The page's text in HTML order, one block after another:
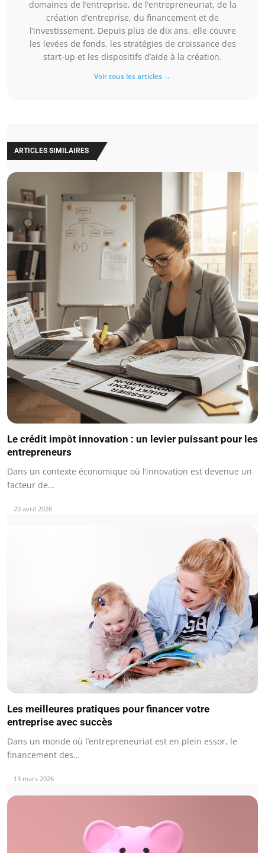
domaines de l’entreprise, de l’entrepreneuriat, de la
création d’entreprise, du financement et de
l’investissement. Depuis plus de dix ans, elle couvre
les levées de fonds, les stratégies de croissance des
start-up et les dispositifs d’aide à la création.
Voir tous les articles →
ARTICLES SIMILAIRES
Le crédit impôt innovation : un levier puissant pour les
entrepreneurs
Dans un contexte économique où l’innovation est devenue un
facteur de…
20 avril 2026
Les meilleures pratiques pour financer votre
entreprise avec succès
Dans un monde où l’entrepreneuriat est en plein essor, le
financement des…
13 mars 2026